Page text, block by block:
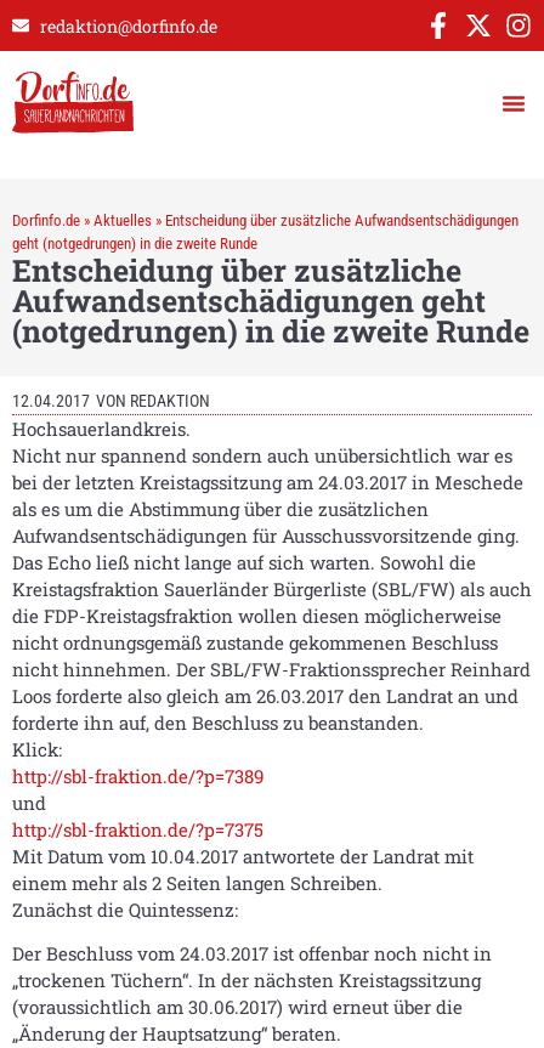
redaktion@dorfinfo.de
Dorfinfo.de » Aktuelles » Entscheidung über zusätzliche Aufwandsentschädigungen
geht (notgedrungen) in die zweite Runde
Entscheidung über zusätzliche
Aufwandsentschädigungen geht
(notgedrungen) in die zweite Runde
12.04.2017 VON REDAKTION
Hochsauerlandkreis.
Nicht nur spannend sondern auch unübersichtlich war es
bei der letzten Kreistagssitzung am 24.03.2017 in Meschede
als es um die Abstimmung über die zusätzlichen
Aufwandsentschädigungen für Ausschussvorsitzende ging.
Das Echo ließ nicht lange auf sich warten. Sowohl die
Kreistagsfraktion Sauerländer Bürgerliste (SBL/FW) als auch
die FDP-Kreistagsfraktion wollen diesen möglicherweise
nicht ordnungsgemäß zustande gekommenen Beschluss
nicht hinnehmen. Der SBL/FW-Fraktionssprecher Reinhard
Loos forderte also gleich am 26.03.2017 den Landrat an und
forderte ihn auf, den Beschluss zu beanstanden.
Klick:
http://sbl-fraktion.de/?p=7389
und
http://sbl-fraktion.de/?p=7375
Mit Datum vom 10.04.2017 antwortete der Landrat mit
einem mehr als 2 Seiten langen Schreiben.
Zunächst die Quintessenz:
Der Beschluss vom 24.03.2017 ist offenbar noch nicht in
„trockenen Tüchern“. In der nächsten Kreistagssitzung
(voraussichtlich am 30.06.2017) wird erneut über die
„Änderung der Hauptsatzung“ beraten.